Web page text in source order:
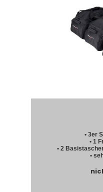
• 3er
• 1
• 2
•